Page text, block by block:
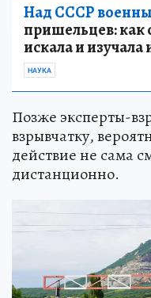
Над СССР
пришельцев: как
искала и
НАУКА
Позже эксперты-
взрывчатку,
действие не сама
дистанционно.